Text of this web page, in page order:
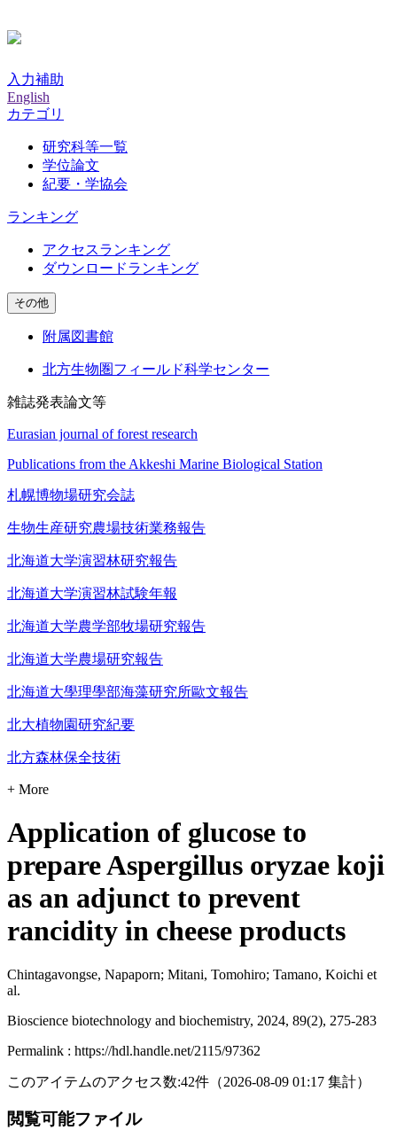
入力補助
English
カテゴリ
研究科等一覧
学位論文
紀要・学協会
ランキング
アクセスランキング
ダウンロードランキング
その他
附属図書館
北方生物圏フィールド科学センター
雑誌発表論文等
Eurasian journal of forest research
Publications from the Akkeshi Marine Biological Station
札幌博物場研究会誌
生物生産研究農場技術業務報告
北海道大学演習林研究報告
北海道大学演習林試験年報
北海道大学農学部牧場研究報告
北海道大学農場研究報告
北海道大學理學部海藻研究所歐文報告
北大植物園研究紀要
北方森林保全技術
+ More
Application of glucose to
prepare Aspergillus oryzae koji
as an adjunct to prevent
rancidity in cheese products
Chintagavongse, Napaporn; Mitani, Tomohiro; Tamano, Koichi et
al.
Bioscience biotechnology and biochemistry, 2024, 89(2), 275-283
Permalink : https://hdl.handle.net/2115/97362
このアイテムのアクセス数:42件 （2026-08-09 01:17 集計）
閲覧可能ファイル